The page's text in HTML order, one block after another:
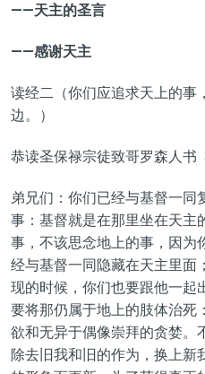
——天主的圣言
——感谢天主
读经二（你们应追求天上的事
边。）
恭读圣保禄宗徒致哥罗森人书
弟兄们：你们已经与基督一同
事：基督就是在那里坐在天主
事，不该思念地上的事，因为
经与基督一同隐藏在天主里
现的时候，你们也要跟他一起
要将那仍属于地上的肢体治死
欲和无异于偶像崇拜的贪婪。
除去旧我和旧的作为，换上新